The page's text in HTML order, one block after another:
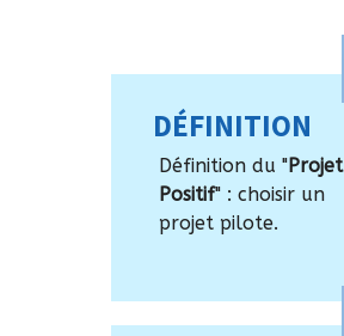
DÉFINITION
Définition du "Projet
Positif" : choisir un
projet pilote.